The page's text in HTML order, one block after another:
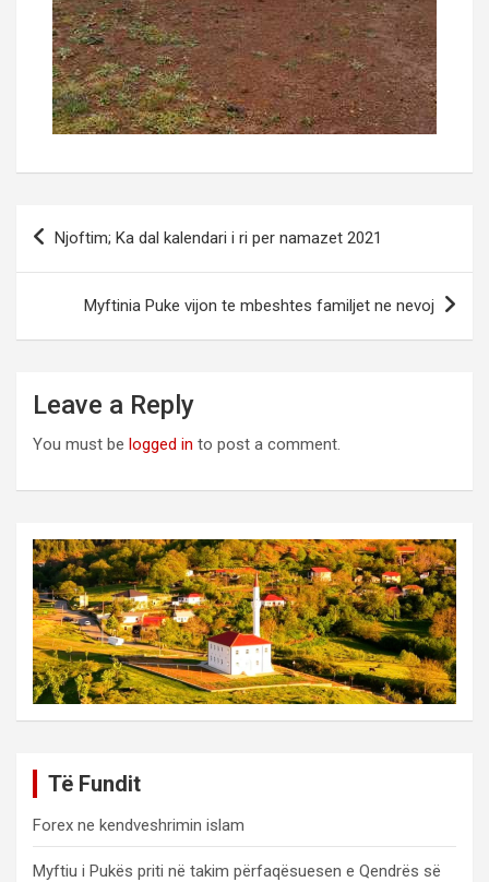
Post
navigation
Njoftim; Ka dal kalendari i ri per namazet 2021
Myftinia Puke vijon te mbeshtes familjet ne nevoj
Leave a Reply
You must be logged in to post a comment.
Të Fundit
Forex ne kendveshrimin islam
Myftiu i Pukës priti në takim përfaqësuesen e Qendrës së